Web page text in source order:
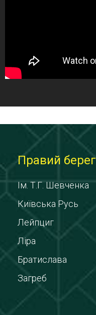
Правий берег
Ім. Т.Г. Шевченка
Київська Русь
Лейпциг
Ліра
Братислава
Загреб